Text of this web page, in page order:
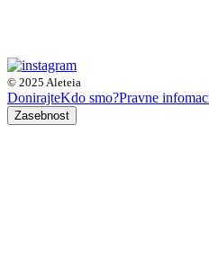
© 2025 Aleteia
DonirajteKdo smo?Pravne
Zasebnost